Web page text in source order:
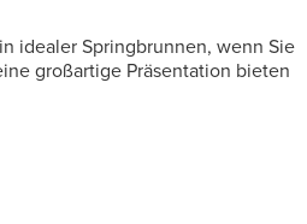
idealer Springbrunnen, wenn Sie
großartige Präsentation bieten